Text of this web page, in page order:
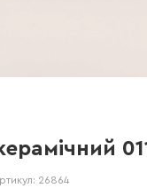
26864